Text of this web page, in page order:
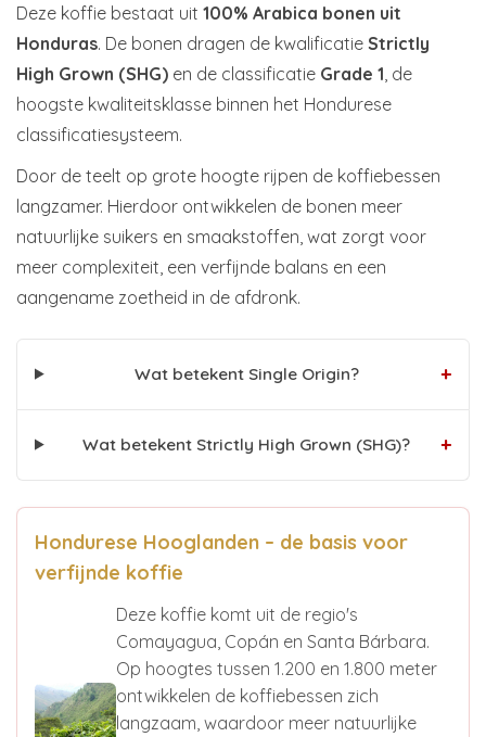
Deze koffie bestaat uit 100% Arabica bonen uit
Honduras. De bonen dragen de kwalificatie Strictly
High Grown (SHG) en de classificatie Grade 1 , de
hoogste kwaliteitsklasse binnen het Hondurese
classificatiesysteem.
Door de teelt op grote hoogte rijpen de koffiebessen
langzamer. Hierdoor ontwikkelen de bonen meer
natuurlijke suikers en smaakstoffen, wat zorgt voor
meer complexiteit, een verfijnde balans en een
aangename zoetheid in de afdronk.
Wat betekent Single Origin? +
Wat betekent Strictly High Grown (SHG)? +
Hondurese Hooglanden – de basis voor
verfijnde koffie
Deze koffie komt uit de regio's
Comayagua, Copán en Santa Bárbara.
Op hoogtes tussen 1.200 en 1.800 meter
ontwikkelen de koffiebessen zich
langzaam, waardoor meer natuurlijke